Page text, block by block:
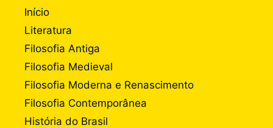
Início
Literatura
Filosofia Antiga
Filosofia Medieval
Filosofia Moderna e Renascimento
Filosofia Contemporânea
História do Brasil